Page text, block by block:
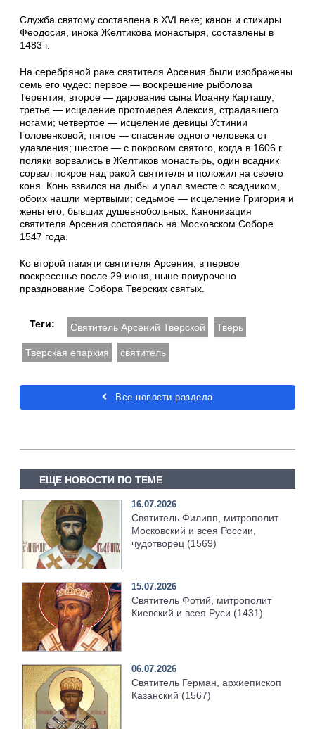
Служба святому составлена в XVI веке; канон и стихиры
Феодосия, инока Жел­тикова монастыря, составлены в
1483 г.
На серебряной раке святителя Арсения были изображены
семь его чудес: первое — воскрешение рыболова
Терентия; второе — дарование сына Иоанну Кар­ташу;
третье — исцеление протоиерея Алексия, страдавшего
ногами; чет­вер­тое — исцеление девицы Устинии
Головенковой; пятое — спасение одного человека от
удавления; шестое — с покровом святого, когда в 1606 г.
поляки ворвались в Желтиков монастырь, один всадник
сорвал покров над ракой свя­тителя и положил на своего
коня. Конь взвился на дыбы и упал вместе с всад­ником,
обоих нашли мертвыми; седьмое — исцеление Григория и
жены его, бывших душевнобольных. Канонизация
святителя Арсения состоялась на Московском Соборе
1547 года.
Ко второй памяти святителя Арсения, в первое
воскресенье после 29 июня, ныне приурочено
празднование Собора Тверских святых.
Теги: Святитель Арсений Тверской Тверь
Тверская епархия святитель
Все новости раздела
ЕЩЕ НОВОСТИ ПО ТЕМЕ
16.07.2026
Святитель Филипп, митрополит
Московский и всея России,
чудотворец (1569)
15.07.2026
Святитель Фотий, митрополит
Киевский и всея Руси (1431)
06.07.2026
Святитель Герман, архиепископ
Казанский (1567)